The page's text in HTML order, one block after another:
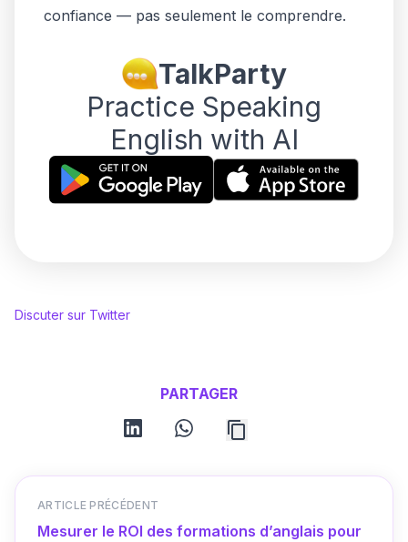
confiance — pas seulement le comprendre.
TalkParty
Practice Speaking
English with AI
Discuter sur Twitter
PARTAGER
linkedin whatsapp
ARTICLE PRÉCÉDENT
Mesurer le ROI des formations d’anglais pour